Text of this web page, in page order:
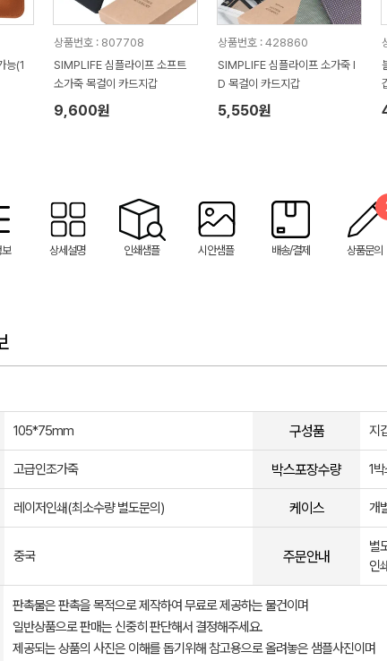
능(1
상품번호 : 807708
SIMPLIFE 심플라이프 소프트
소가죽 목걸이 카드지갑
9,600원
상품번호 : 428860
SIMPLIFE 심플라이프 소가죽 I
D 목걸이 카드지갑
5,550원
상세설명 인쇄샘플 시안샘플 배송/결제 상품문의
105*75mm 구성품 지
고급인조가죽 박스포장수량 1
레이저인쇄(최소수량 별도문의) 케이스 개
중국 주문안내
별
인
판촉물은 판촉을 목적으로 제작하여 무료로 제공하는 물건이며
일반상품으로 판매는 신중히 판단해서 결정해주세요.
제공되는 상품의 사진은 이해를 돕기위해 참고용으로 올려놓은 샘플사진이며